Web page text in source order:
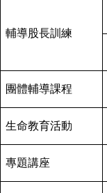
輔導股長訓練
團體輔導課程
生命教育活動
專題講座